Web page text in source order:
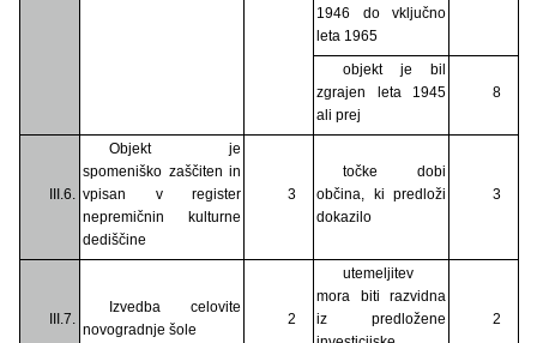
1946 do vključno
leta 1965
objekt je bil
zgrajen leta 1945
ali prej
8
III.6.
Objekt je
spomeniško zaščiten in
vpisan v register
nepremičnin kulturne
dediščine
3
točke dobi
občina, ki predloži
dokazilo
3
III.7.
Izvedba celovite
novogradnje šole
2
utemeljitev
mora biti razvidna
iz predložene
2